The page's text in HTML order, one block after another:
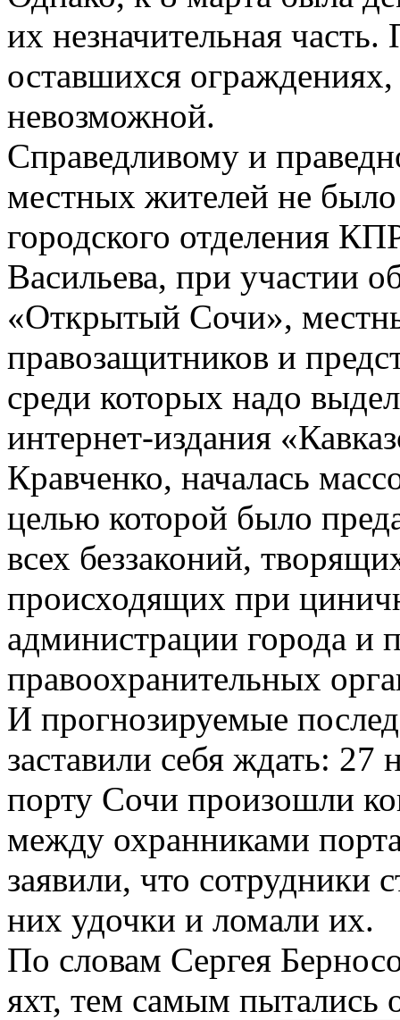
их незначительная
оставшихся ограждениях,
невозможной.
Справедливому и
местных жителей не
городского отделения
Васильева, при участии
«Открытый Сочи»,
правозащитников и
среди которых надо
интернет-издания
Кравченко, началась
целью которой было
всех беззаконий,
происходящих при
администрации города и
правоохранительных
И прогнозируемые
заставили себя ждать: 27
порту Сочи произошли
между охранниками
заявили, что сотрудники
них удочки и ломали их.
По словам Сергея
яхт, тем самым пытались